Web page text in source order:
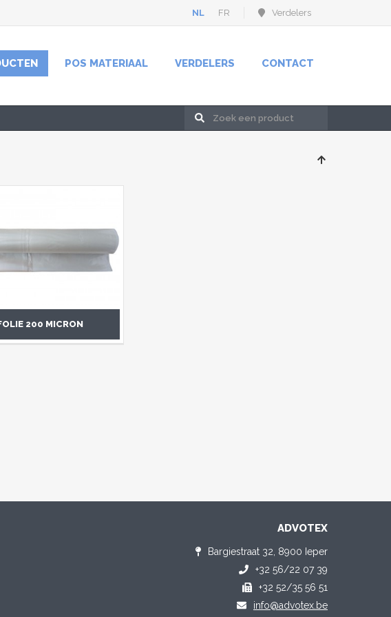
Verdelers
NL FR
POS MATERIAAL VERDELERS CONTACT
200 MICRON
ADVOTEX
Bargiestraat 32, 8900 Ieper
+32 56/22 07 39
+32 52/35 56 51
info@advotex.be